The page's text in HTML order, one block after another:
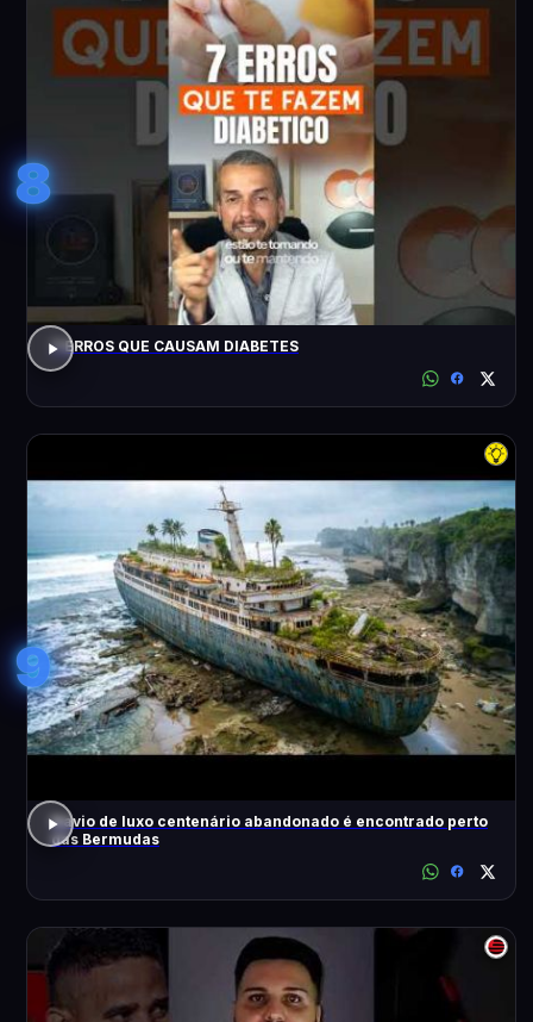
8
7 ERROS QUE CAUSAM DIABETES
9
Navio de luxo centenário abandonado é encontrado perto
das Bermudas